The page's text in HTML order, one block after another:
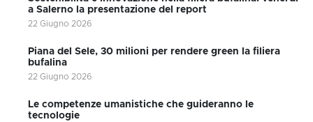
a Salerno la presentazione del report
22 Giugno 2026
Piana del Sele, 30 milioni per rendere green la filiera
bufalina
22 Giugno 2026
Le competenze umanistiche che guideranno le
tecnologie